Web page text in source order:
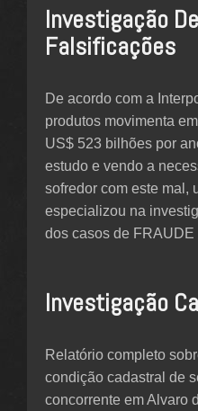
Investigação
Falsificações
De acordo com a
produtos movimenta
US$ 523 bilhões por
estudo e vendo a
sofredor com este mal,
especializou na
dos casos de
Investigação
Relatório completo
condição cadastral de
concorrente em Alvaro